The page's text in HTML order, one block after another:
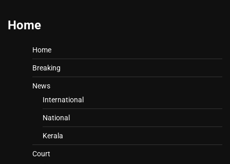
Home
Home
Breaking
News
International
National
Kerala
Court